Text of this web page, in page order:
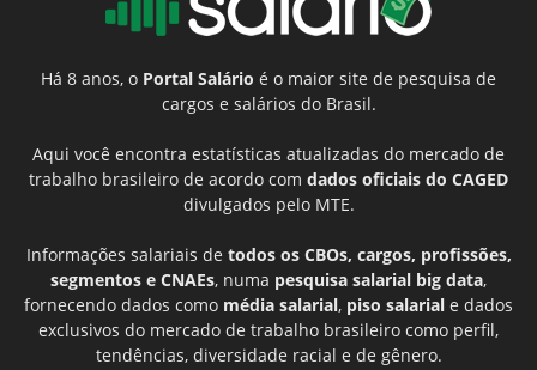
Há 8 anos, o Portal Salário é o maior site de pesquisa de
cargos e salários do Brasil.
Aqui você encontra estatísticas atualizadas do mercado de
trabalho brasileiro de acordo com dados oficiais do CAGED
divulgados pelo MTE.
Informações salariais de todos os CBOs, cargos, profissões,
segmentos e CNAEs, numa pesquisa salarial big data,
fornecendo dados como média salarial, piso salarial e dados
exclusivos do mercado de trabalho brasileiro como perfil,
tendências, diversidade racial e de gênero.